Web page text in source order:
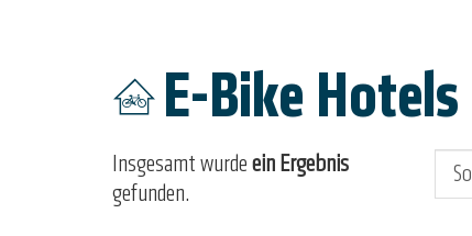
E-Bike Hotels
Insgesamt wurdeein Ergebnis
gefunden.